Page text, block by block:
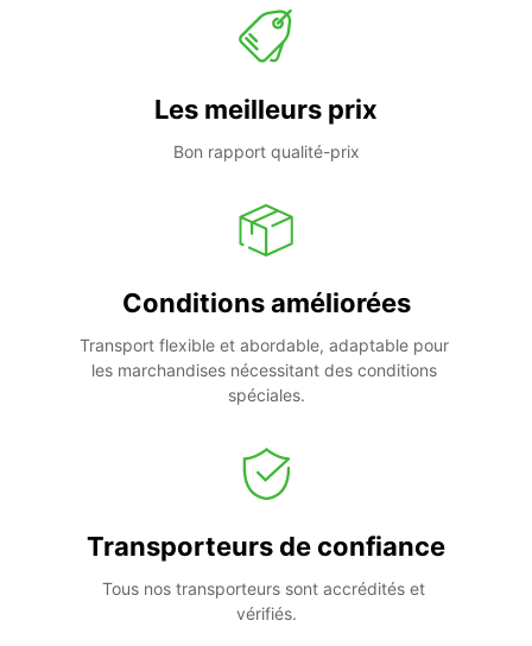
Les meilleurs prix
Bon rapport qualité-prix
Conditions améliorées
Transport flexible et abordable, adaptable pour
les marchandises nécessitant des conditions
spéciales.
Transporteurs de confiance
Tous nos transporteurs sont accrédités et
vérifiés.